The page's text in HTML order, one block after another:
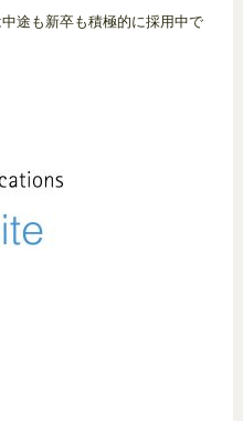
途も新卒も積極的に採用中で